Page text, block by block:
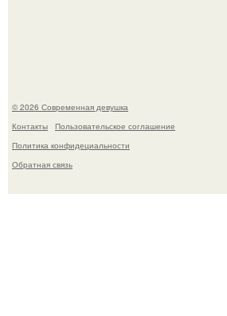
© 2026 Современная девушка
Контакты
Пользовательское соглашение
Политика конфидециальности
Обратная связь